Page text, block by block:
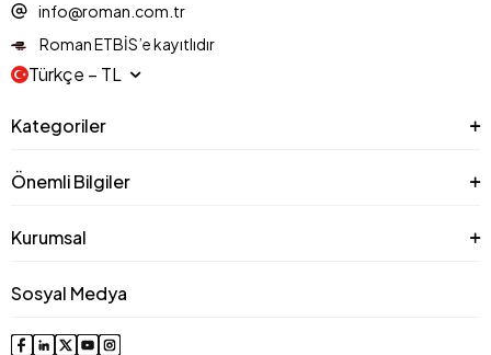
info@roman.com.tr
Roman ETBİS’e kayıtlıdır
Türkçe − TL
Kategoriler
Önemli Bilgiler
Kurumsal
Sosyal Medya